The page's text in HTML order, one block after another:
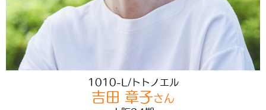
1010-L/トトノエル
吉田 章子さん